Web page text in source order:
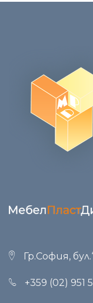
Гр.София,
+359 (02) 951